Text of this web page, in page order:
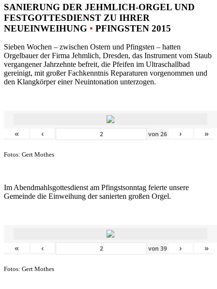
SANIERUNG DER JEHMLICH-ORGEL UND
FESTGOTTESDIENST ZU IHRER
NEUEINWEIHUNG • PFINGSTEN 2015
Sieben Wochen – zwischen Ostern und Pfingsten – hatten
Orgelbauer der Firma Jehmlich, Dresden, das Instrument vom Staub
vergangener Jahrzehnte befreit, die Pfeifen im Ultraschallbad
gereinigt, mit großer Fachkenntnis Reparaturen vorgenommen und
den Klangkörper einer Neuintonation unterzogen.
« ‹ von26 › »
Fotos: Gert Mothes
Im Abendmahlsgottesdienst am Pfingstsonntag feierte unsere
Gemeinde die Einweihung der sanierten großen Orgel.
« ‹ von39 › »
Fotos: Gert Mothes